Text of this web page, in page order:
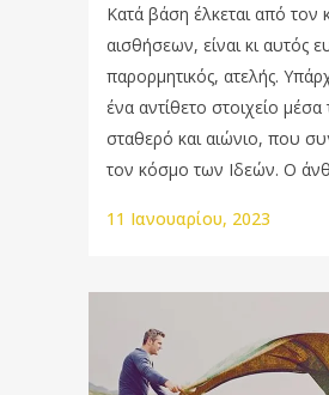
Κατά βάση έλκεται από τον
αισθήσεων, είναι κι αυτός
παρορμητικός, ατελής.
ένα αντίθετο στοιχείο μέσα
σταθερό και αιώνιο, που
τον κόσμο των Ιδεών. Ο
11 Ιανουαρίου, 2023